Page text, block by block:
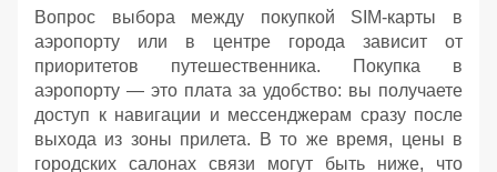
Вопрос выбора между покупкой SIM-карты в
аэропорту или в центре города зависит от
приоритетов путешественника. Покупка в
аэропорту — это плата за удобство: вы получаете
доступ к навигации и мессенджерам сразу после
выхода из зоны прилета. В то же время, цены в
городских салонах связи могут быть ниже, что